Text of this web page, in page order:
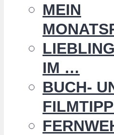
MEIN
IM …
BUCH-